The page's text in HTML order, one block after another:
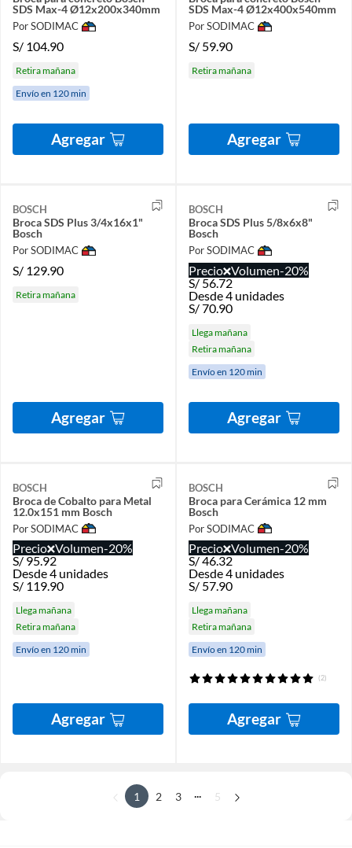
SDS Max-4 Ø12x200x340mm
Por SODIMAC
S/ 104.90
Retira mañana
Envío en 120 min
Agregar
SDS Max-4 Ø12x400x540mm
Por SODIMAC
S/ 59.90
Retira mañana
Agregar
BOSCH
Broca SDS Plus 3/4x16x1"
Bosch
Por SODIMAC
S/ 129.90
Retira mañana
Agregar
BOSCH
Broca SDS Plus 5/8x6x8"
Bosch
Por SODIMAC
Precio Volumen-20%
S/56.72
Desde 4 unidades
S/70.90
Llega mañana
Retira mañana
Envío en 120 min
Agregar
BOSCH
Broca de Cobalto para Metal
12.0x151 mm Bosch
Por SODIMAC
Precio Volumen-20%
S/ 95.92
Desde 4 unidades
S/ 119.90
Llega mañana
Retira mañana
Envío en 120 min
Agregar
BOSCH
Broca para Cerámica 12 mm
Bosch
Por SODIMAC
Precio Volumen-20%
S/46.32
Desde 4 unidades
S/ 57.90
Llega mañana
Retira mañana
Envío en 120 min
(2)
Agregar
1 2 3 5